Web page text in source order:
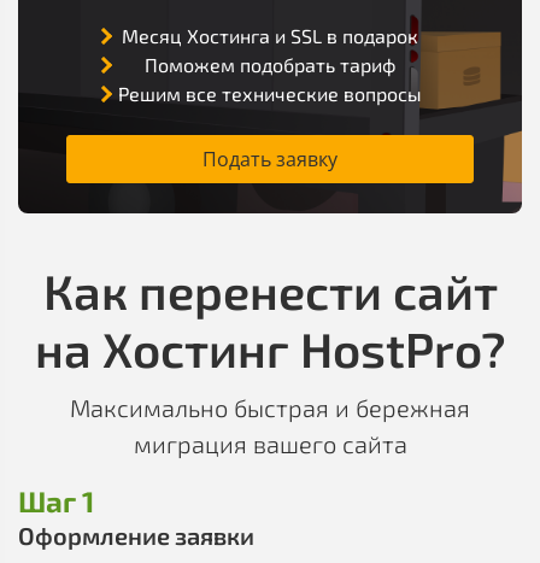
Месяц Хостинга и SSL в подарок
Поможем подобрать тариф
Решим все технические вопросы
Подать заявку
Как перенести сайт
на Хостинг HostPro?
Максимально быстрая и бережная
миграция вашего сайта
Шаг 1
Оформление заявки